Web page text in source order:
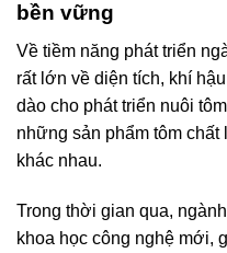
bền vững
Về tiềm năng phát triển
rất lớn về diện tích, khí
dào cho phát triển nuôi
những sản phẩm tôm
khác nhau.
Trong thời gian qua,
khoa học công nghệ mới,